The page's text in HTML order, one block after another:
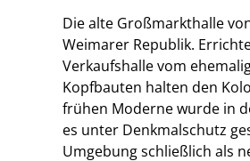
Die alte Großmarkthalle
Weimarer Republik.
Verkaufshalle vom
Kopfbauten halten den
frühen Moderne wurde in
es unter Denkmalschutz
Umgebung schließlich als